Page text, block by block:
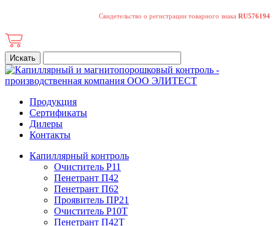
Свидетельство о регистрации товарного знака RU576194
Продукция
Сертификаты
Дилеры
Контакты
Капиллярный контроль
Очиститель Р11
Пенетрант П42
Пенетрант П62
Проявитель ПР21
Очиститель Р10Т
Пенетрант П42Т